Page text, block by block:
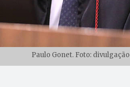
Paulo Gonet. Foto: divulgação